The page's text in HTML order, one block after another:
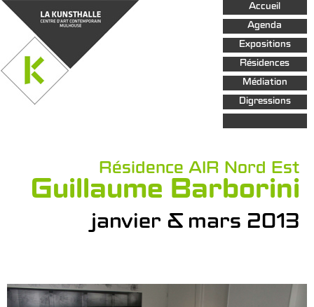
Aller au
contenu
principal
Accueil
Agenda
Expositions
Résidences
Médiation
Digressions
Résidence AIR Nord Est
Guillaume Barborini
janvier & mars 2013